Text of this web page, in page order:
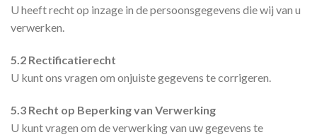
U heeft recht op inzage in de persoonsgegevens die wij van u
verwerken.
5.2 Rectificatierecht
U kunt ons vragen om onjuiste gegevens te corrigeren.
5.3 Recht op Beperking van Verwerking
U kunt vragen om de verwerking van uw gegevens te